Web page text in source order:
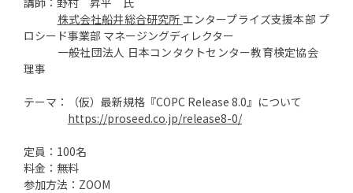
株式会社船井総合研究所 エンタープライズ支援本部 プ
ロシード事業部 マネージングディレクター
一般社団法人 日本コンタクトセンター教育検定協会
理事
テーマ：（仮）最新規格『COPC Release 8.0』について
https://proseed.co.jp/release8-0/
定員：100名
料金：無料
参加方法：ZOOM